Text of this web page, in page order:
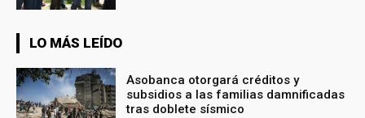
LO MÁS LEÍDO
Asobanca otorgará créditos y
subsidios a las familias damnificadas
tras doblete sísmico